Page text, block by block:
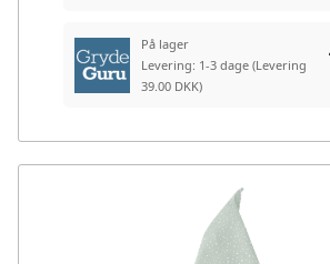
På lager
Levering: 1-3 dage (Levering
39.00 DKK)